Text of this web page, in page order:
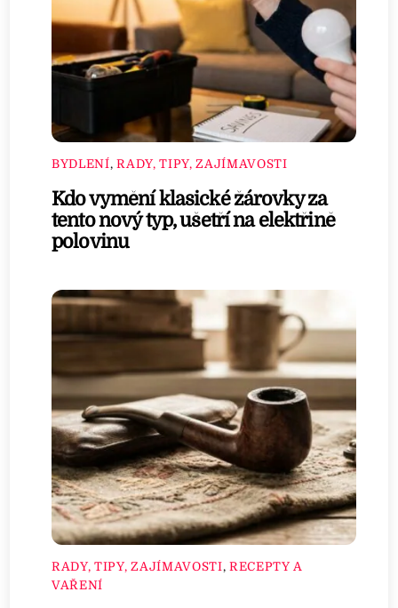
BYDLENÍ,RADY, TIPY, ZAJÍMAVOSTI
Kdo vymění klasické žárovky za
tento nový typ, ušetří na elektřině
polovinu
RADY, TIPY, ZAJÍMAVOSTI, RECEPTY A
VAŘENÍ